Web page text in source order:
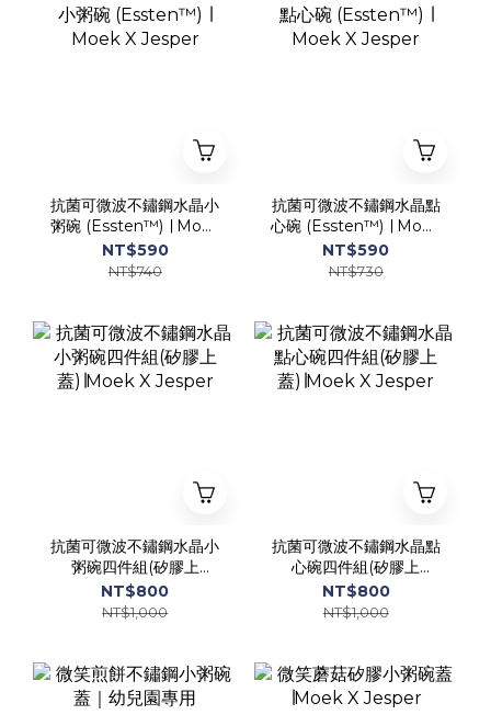
抗菌可微波不鏽鋼水晶小
粥碗 (Essten™) ∣ Moek
X Jesper
NT$590
NT$740
抗菌可微波不鏽鋼水晶點
心碗 (Essten™) ∣ Moek
X Jesper
NT$590
NT$730
抗菌可微波不鏽鋼水晶小
粥碗四件組(矽膠上
蓋)∣Moek X Jesper
NT$800
NT$1,000
抗菌可微波不鏽鋼水晶點
心碗四件組(矽膠上
蓋)∣Moek X Jesper
NT$800
NT$1,000